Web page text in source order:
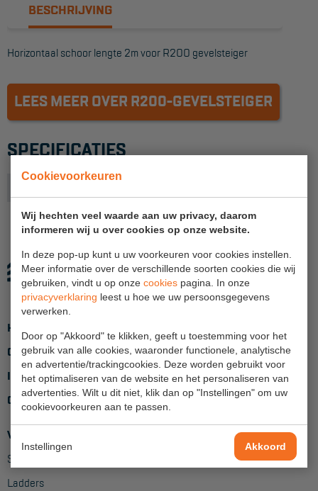
Cookievoorkeuren
Wij hechten veel waarde aan uw privacy, daarom
informeren wij u over cookies op onze website.
In deze pop-up kunt u uw voorkeuren voor cookies instellen.
Meer informatie over de verschillende soorten cookies die wij
gebruiken, vindt u op onze cookies pagina. In onze
privacyverklaring leest u hoe we uw persoonsgegevens
verwerken.
Door op "Akkoord" te klikken, geeft u toestemming voor het
gebruik van alle cookies, waaronder functionele, analytische
en advertentie/trackingcookies. Deze worden gebruikt voor
het optimaliseren van de website en het personaliseren van
advertenties. Wilt u dit niet, klik dan op "Instellingen" om uw
cookievoorkeuren aan te passen.
Instellingen Akkoord
Reddingsmiddelen
CombiDeals
VERHUUR
Rolsteigers
Schilderstellingen
Gevelsteigers
Steiger overkapping
Hangbruginstallaties
Schilderwerkzaamheden
Gevelrenovatie
Industrieel onderhoud
Hoogwerkers
Telescoop hoogwerkers
BESCHRIJVING
Horizontaal schoor lengte 2m voor R200 gevelsteiger
LEES MEER OVER R200-GEVELSTEIGER
SPECIFICATIES
Home
Over ons
Inloggen
Contact
Verkoop
Steigers
Ladders